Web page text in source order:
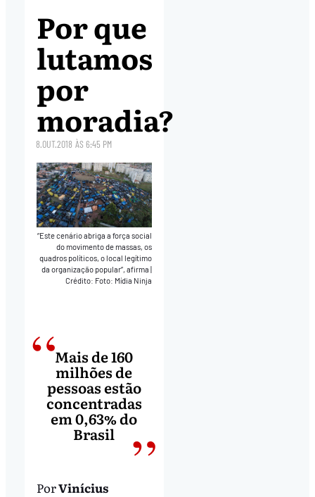
Por que
lutamos
por
moradia?
8.OUT.2018 ÀS6:45 PM
“Este cenário abriga a força social
do movimento de massas, os
quadros políticos, o local legítimo
da organização popular”, afirma
Crédito: Foto: Mídia Ninja
Mais de 160
milhões de
pessoas estão
concentradas
em 0,63% do
Brasil
PorVinícius